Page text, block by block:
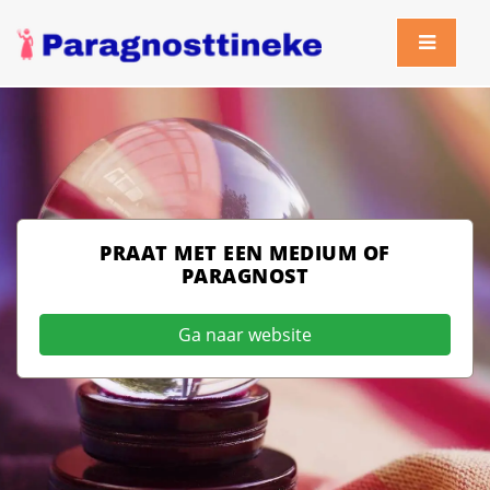
PRAAT MET EEN MEDIUM OF
PARAGNOST
Ga naar website